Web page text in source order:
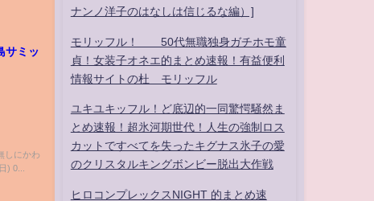
サミッ
しにかわ
) 0...
ナンノ洋子のはなしは信じるな編）]
モリッフル！ 50代無職独身ガチホモ童
貞！女装子オネエ的まとめ速報！有益便利
情報サイトの杜 モリッフル
ユキユキッフル！ど底辺的一同驚愕騒然ま
とめ速報！超氷河期世代！人生の強制ロス
カットですべてを失ったキグナス氷子の愛
のクリスタルキングボンビー脱出大作戦
ヒロコンプレックスNIGHT 的まとめ速